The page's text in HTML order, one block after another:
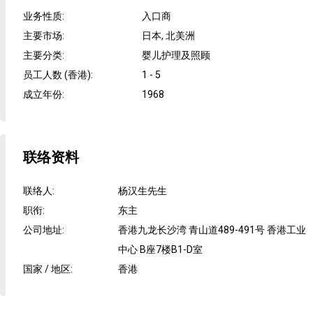
业务性质:
入口商
主要市场:
日本, 北美洲
主要分类:
婴儿护理及照顾
员工人数 (香港):
1 - 5
成立年份: 1968
联络资料
联络人:
杨汉生先生
职衔:
东主
公司地址:
香港九龙长沙湾 青山道489-491号 香港工业
中心 B座7楼B1-D室
国家 / 地区: 香港